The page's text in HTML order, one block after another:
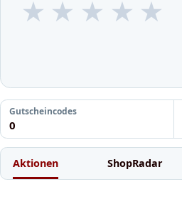
★ ★ ★ ★ ★
Gutscheincodes
0
Aktionen ShopRadar